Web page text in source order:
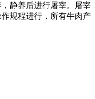
静养后进行屠宰。屠宰
规程进行，所有牛肉产